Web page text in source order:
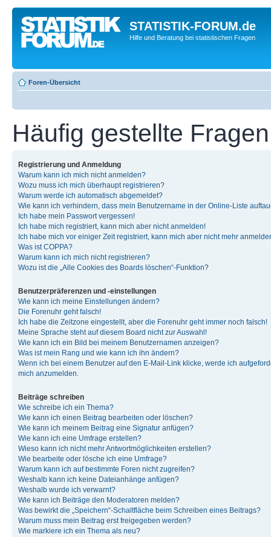
STATISTIK-FORUM.de
Hilfe und Beratung bei statistischen Fragen
Foren-Übersicht
Häufig gestellte Fragen
Registrierung und Anmeldung
Warum kann ich mich nicht anmelden?
Wozu muss ich mich überhaupt registrieren?
Warum werde ich automatisch abgemeldet?
Wie kann ich verhindern, dass mein Benutzername in der Online-Liste
Ich habe mein Passwort vergessen!
Ich habe mich registriert, kann mich aber nicht anmelden!
Ich habe mich vor einiger Zeit registriert, kann mich aber nicht mehr
Was ist COPPA?
Warum kann ich mich nicht registrieren?
Wozu ist die „Alle Cookies des Boards löschen“-Funktion?
Benutzerpräferenzen und -einstellungen
Wie kann ich meine Einstellungen ändern?
Die Forenuhr geht falsch!
Ich habe die Zeitzone eingestellt, aber die Forenuhr geht immer noch falsch!
Meine Sprache steht auf diesem Board nicht zur Auswahl!
Wie kann ich ein Bild bei meinem Benutzernamen anzeigen?
Was ist mein Rang und wie kann ich ihn ändern?
Wenn ich bei einem Benutzer auf den E-Mail-Link klicke, werde ich
mich anzumelden.
Beiträge schreiben
Wie schreibe ich ein Thema?
Wie kann ich einen Beitrag bearbeiten oder löschen?
Wie kann ich meinem Beitrag eine Signatur anfügen?
Wie kann ich eine Umfrage erstellen?
Wieso kann ich nicht mehr Antwortmöglichkeiten erstellen?
Wie bearbeite oder lösche ich eine Umfrage?
Warum kann ich auf bestimmte Foren nicht zugreifen?
Weshalb kann ich keine Dateianhänge anfügen?
Weshalb wurde ich verwarnt?
Wie kann ich Beiträge den Moderatoren melden?
Was bewirkt die „Speichern“-Schaltfläche beim Schreiben eines Beitrags?
Warum muss mein Beitrag erst freigegeben werden?
Wie markiere ich ein Thema als neu?